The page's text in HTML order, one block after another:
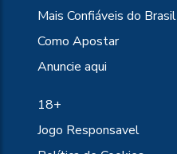
Mais Confiáveis do Brasil
Como Apostar
Anuncie aqui
18+
Jogo Responsavel